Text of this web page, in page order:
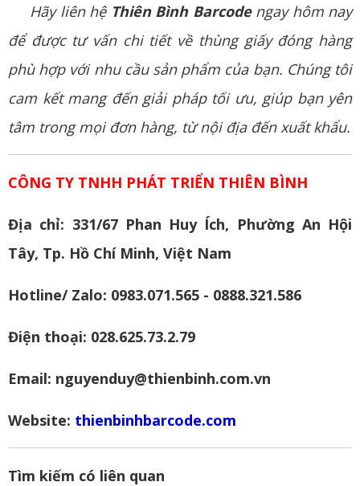
Hãy liên hệ Thiên Bình Barcodengay hôm nay
để được tư vấn chi tiết về thùng giấy đóng hàng
phù hợp với nhu cầu sản phẩm của bạn. Chúng tôi
cam kết mang đến giải pháp tối ưu, giúp bạn yên
tâm trong mọi đơn hàng, từ nội địa đến xuất khẩu.
CÔNG TY TNHH PHÁT TRIỂN THIÊN BÌNH
Địa chỉ: 331/67 Phan Huy Ích, Phường An Hội
Tây, Tp. Hồ Chí Minh, Việt Nam
Hotline/ Zalo: 0983.071.565 - 0888.321.586
Điện thoại: 028.625.73.2.79
Email: nguyenduy@thienbinh.com.vn
Website: thienbinhbarcode.com
Tìm kiếm có liên quan